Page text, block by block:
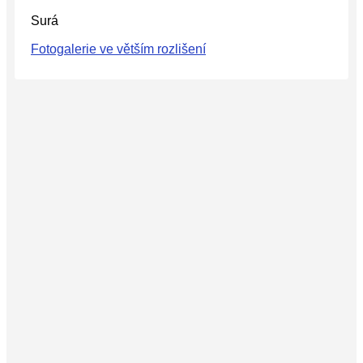
Surá
Fotogalerie ve větším rozlišení